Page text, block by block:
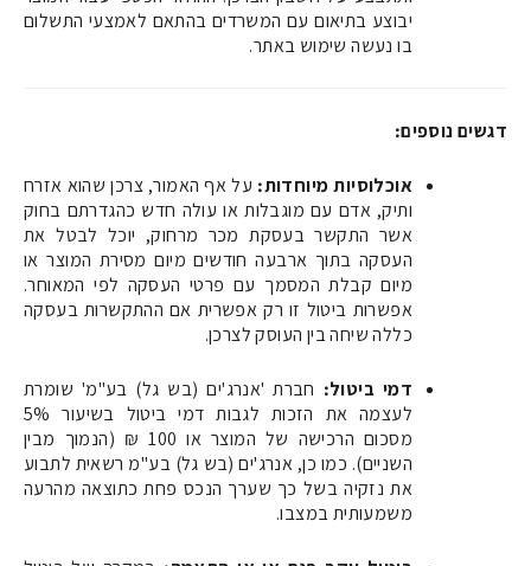
יבוצע בתיאום עם המשרדים בהתאם לאמצעי התשלום
בו נעשה שימוש באתר.
דגשים נוספים:
אוכלוסיות מיוחדות: על אף האמור, צרכן שהוא אזרח
ותיק, אדם עם מוגבלות או עולה חדש כהגדרתם בחוק
אשר התקשר בעסקת מכר מרחוק, יוכל לבטל את
העסקה בתוך ארבעה חודשים מיום מסירת המוצר או
מיום קבלת המסמך עם פרטי העסקה לפי המאוחר.
אפשרות ביטול זו רק אפשרית אם ההתקשרות בעסקה
כללה שיחה בין העוסק לצרכן.
דמי ביטול: חברת 'אנרג'ים (בש גל) בע"מ' שומרת
לעצמה את הזכות לגבות דמי ביטול בשיעור 5%
מסכום הרכישה של המוצר או 100 ₪ (הנמוך מבין
השניים). כמו כן, אנרג'ים (בש גל) בע"מ רשאית לתבוע
את נזקיה בשל כך שערך הנכס פחת כתוצאה מהרעה
משמעותית במצבו.